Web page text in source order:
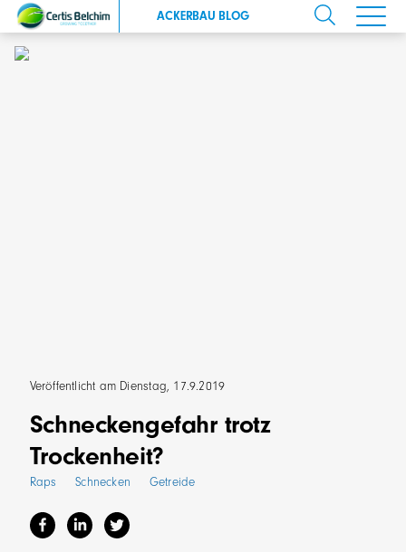
ACKERBAU BLOG
Veröffentlicht am Dienstag, 17.9.2019
Schneckengefahr trotz
Trockenheit?
Raps Schnecken Getreide